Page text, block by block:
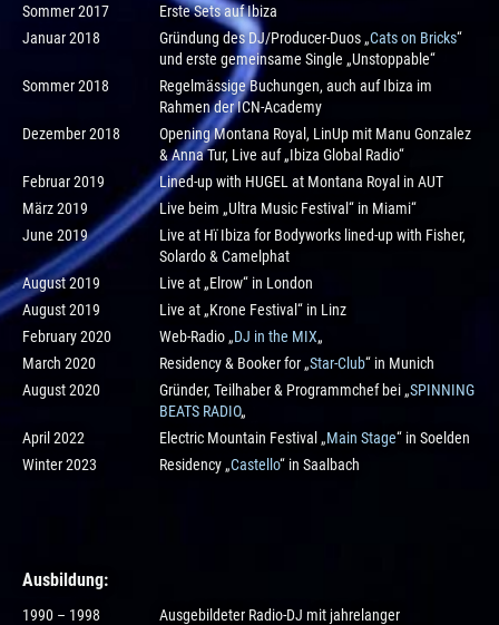
Sommer 2017
Erste Sets auf Ibiza
Januar 2018
Gründung des DJ/Producer-Duos „Cats on Bricks“
und erste gemeinsame Single „Unstoppable“
Sommer 2018
Regelmässige Buchungen, auch auf Ibiza im
Rahmen der ICN-Academy
Dezember 2018
Opening Montana Royal, LinUp mit Manu Gonzalez
& Anna Tur, Live auf „Ibiza Global Radio“
Februar 2019
Lined-up with HUGEL at Montana Royal in AUT
März 2019
Live beim „Ultra Music Festival“ in Miami“
June 2019
Live at Hï Ibiza for Bodyworks lined-up with Fisher,
Solardo & Camelphat
August 2019
Live at „Elrow“ in London
August 2019
Live at „Krone Festival“ in Linz
February 2020
Web-Radio „DJ in the MIX„
March 2020
Residency & Booker for „Star-Club“ in Munich
August 2020
Gründer, Teilhaber & Programmchef bei „SPINNING
BEATS RADIO„
April 2022
Electric Mountain Festival „Main Stage“ in Soelden
Winter 2023
Residency „Castello“ in Saalbach
Ausbildung:
1990 – 1998
Ausgebildeter Radio-DJ mit jahrelanger